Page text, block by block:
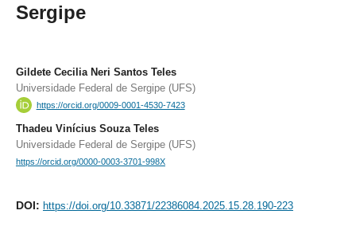
Sergipe
Gildete Cecilia Neri Santos Teles
Universidade Federal de Sergipe (UFS)
https://orcid.org/0009-0001-4530-7423
Thadeu Vinícius Souza Teles
Universidade Federal de Sergipe (UFS)
https://orcid.org/0000-0003-3701-998X
DOI: https://doi.org/10.33871/22386084.2025.15.28.190-223